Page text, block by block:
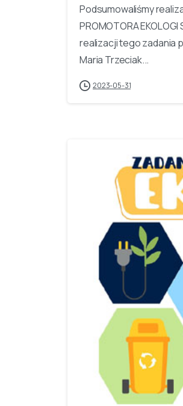
Podsumowaliśmy
PROMOTORA
realizacji tego zadania
Maria Trzeciak...
2023-05-31